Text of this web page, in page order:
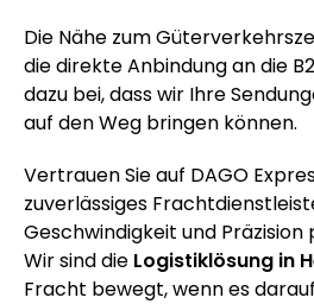
Die Nähe zum
die direkte Anbindung an die
dazu bei, dass wir Ihre
auf den Weg bringen können.
Vertrauen Sie auf DAGO
zuverlässiges
Geschwindigkeit und
Wir sind die Logistiklösung in
Fracht bewegt, wenn es